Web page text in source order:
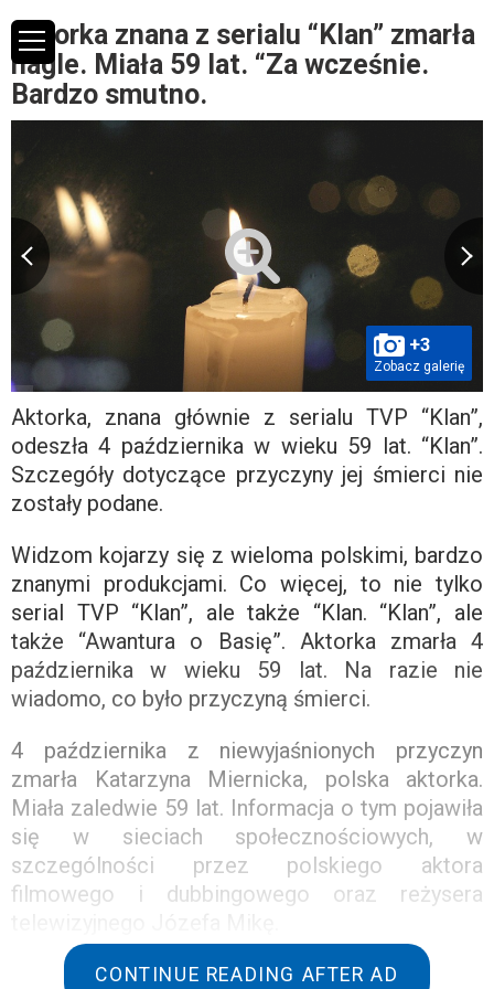
Aktorka znana z serialu “Klan” zmarła
nagle. Miała 59 lat. “Za wcześnie.
Bardzo smutno.
+3
Zobacz galerię
Aktorka, znana głównie z serialu TVP “Klan”,
odeszła 4 października w wieku 59 lat. “Klan”.
Szczegóły dotyczące przyczyny jej śmierci nie
zostały podane.
Widzom kojarzy się z wieloma polskimi, bardzo
znanymi produkcjami. Co więcej, to nie tylko
serial TVP “Klan”, ale także “Klan. “Klan”, ale
także “Awantura o Basię”. Aktorka zmarła 4
października w wieku 59 lat. Na razie nie
wiadomo, co było przyczyną śmierci.
4 października z niewyjaśnionych przyczyn
zmarła Katarzyna Miernicka, polska aktorka.
Miała zaledwie 59 lat. Informacja o tym pojawiła
się w sieciach społecznościowych, w
szczególności przez polskiego aktora
filmowego i dubbingowego oraz reżysera
Użytkownik Wiktor Zborowski skomentował tę
CONTINUE READING AFTER AD